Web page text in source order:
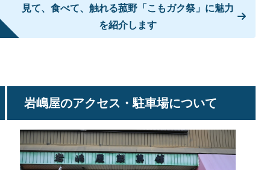
見て、食べて、触れる菰野「こもガク祭」に魅力
を紹介します
岩嶋屋のアクセス・駐車場について